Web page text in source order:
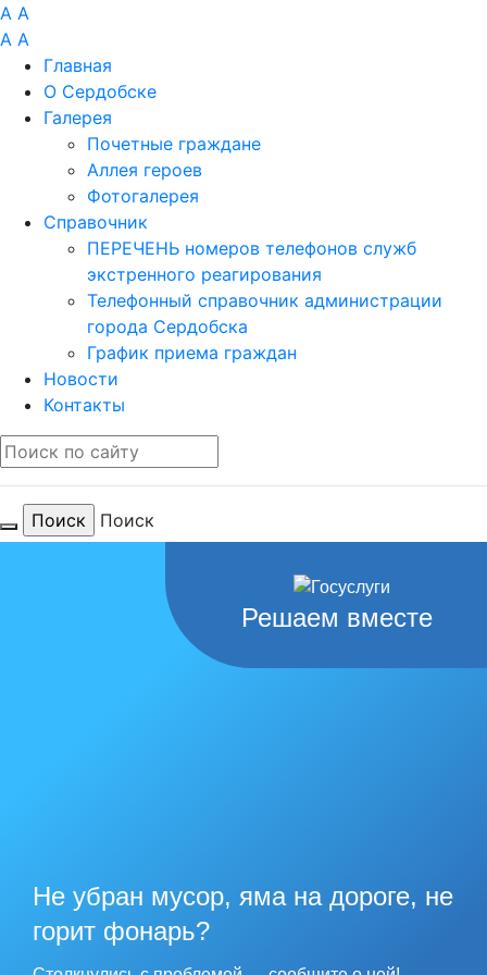
A A
A A
Главная
О Сердобске
Галерея
Почетные граждане
Аллея героев
Фотогалерея
Справочник
ПЕРЕЧЕНЬ номеров телефонов служб
экстренного реагирования
Телефонный справочник администрации
города Сердобска
График приема граждан
Новости
Контакты
Поиск
Решаем вместе
Не убран мусор, яма на дороге, не
горит фонарь?
Для тебя
рекорды